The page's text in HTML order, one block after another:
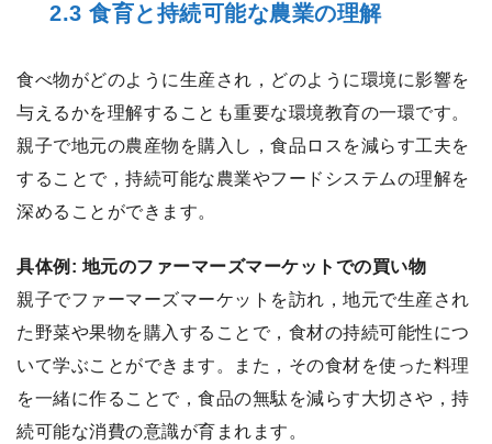
2.3 食育と持続可能な農業の理解
食べ物がどのように生産され，どのように環境に影響を
与えるかを理解することも重要な環境教育の一環です。
親子で地元の農産物を購入し，食品ロスを減らす工夫を
することで，持続可能な農業やフードシステムの理解を
深めることができます。
具体例: 地元のファーマーズマーケットでの買い物
親子でファーマーズマーケットを訪れ，地元で生産され
た野菜や果物を購入することで，食材の持続可能性につ
いて学ぶことができます。また，その食材を使った料理
を一緒に作ることで，食品の無駄を減らす大切さや，持
続可能な消費の意識が育まれます。